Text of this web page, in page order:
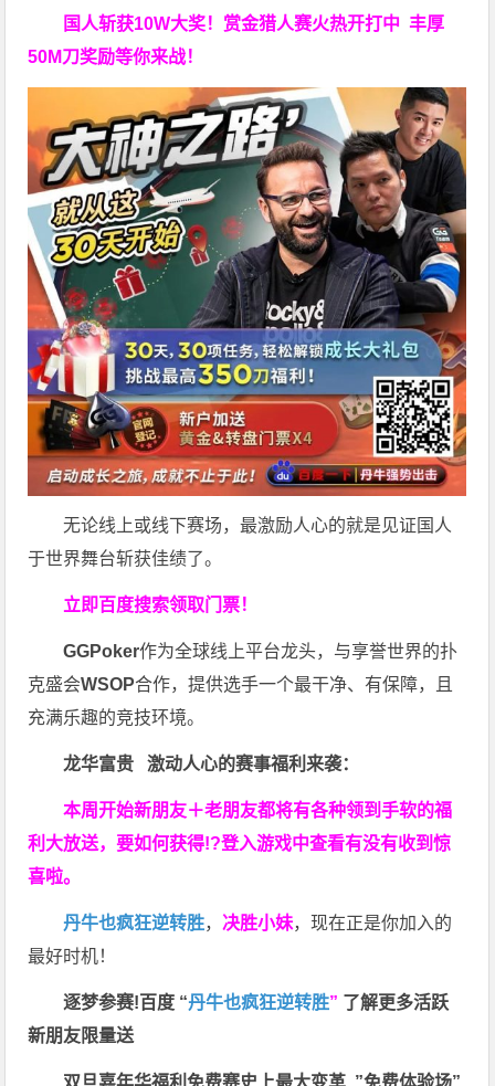
国人斩获10W大奖！ 赏金猎人赛火热开打中 丰厚
50M刀奖励等你来战！
无论线上或线下赛场，最激励人心的就是见证国人
于世界舞台斩获佳绩了。
立即百度搜索领取门票！
GGPoker作为全球线上平台龙头，与享誉世界的扑
克盛会WSOP合作，提供选手一个最干净、有保障，且
充满乐趣的竞技环境。
龙华富贵 激动人心的赛事福利来袭：
本周开始新朋友＋老朋友都将有各种领到手软的福
利大放送，要如何获得!?登入游戏中查看有没有收到惊
喜啦。
丹牛也疯狂逆转胜， 决胜小妹，现在正是你加入的
最好时机！
逐梦参赛!百度 “丹牛也疯狂逆转胜” 了解更多活跃
新朋友限量送
双旦嘉年华福利免费赛史上最大变革 ”免费体验场”